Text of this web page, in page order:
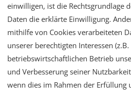
einwilligen, ist die Rechtsgrundlage
Daten die erklärte Einwilligung.
mithilfe von Cookies verarbeiteten
unserer berechtigten Interessen
betriebswirtschaftlichen Betrieb
und Verbesserung seiner
wenn dies im Rahmen der Erfüllung